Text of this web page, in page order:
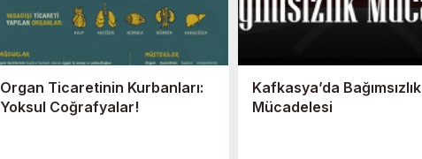
Organ Ticaretinin Kurbanları:
Yoksul Coğrafyalar!
Kafkasya’da Bağımsızlık
Mücadelesi